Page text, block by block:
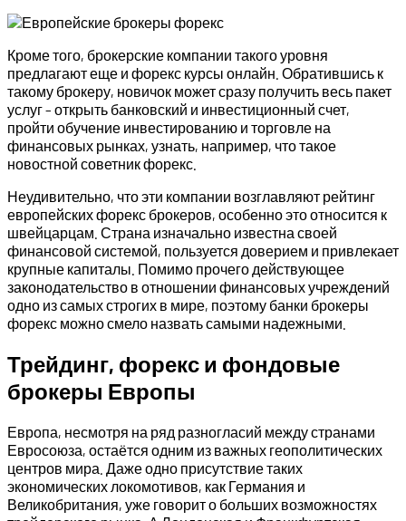
Кроме того, брокерские компании такого уровня
предлагают еще и форекс курсы онлайн. Обратившись к
такому брокеру, новичок может сразу получить весь пакет
услуг – открыть банковский и инвестиционный счет,
пройти обучение инвестированию и торговле на
финансовых рынках, узнать, например, что такое
новостной советник форекс.
Неудивительно, что эти компании возглавляют рейтинг
европейских форекс брокеров, особенно это относится к
швейцарцам. Страна изначально известна своей
финансовой системой, пользуется доверием и привлекает
крупные капиталы. Помимо прочего действующее
законодательство в отношении финансовых учреждений
одно из самых строгих в мире, поэтому банки брокеры
форекс можно смело назвать самыми надежными.
Трейдинг, форекс и фондовые
брокеры Европы
Европа, несмотря на ряд разногласий между странами
Евросоюза, остаётся одним из важных геополитических
центров мира. Даже одно присутствие таких
экономических локомотивов, как Германия и
Великобритания, уже говорит о больших возможностях